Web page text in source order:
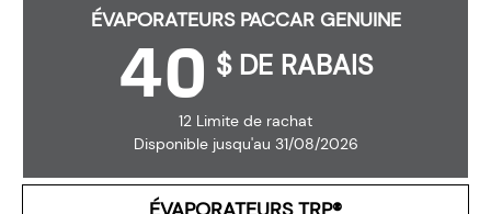
ÉVAPORATEURS PACCAR GENUINE
12 Limite de rachat
Disponible jusqu'au 31/08/2026
40 $ DE RABAIS